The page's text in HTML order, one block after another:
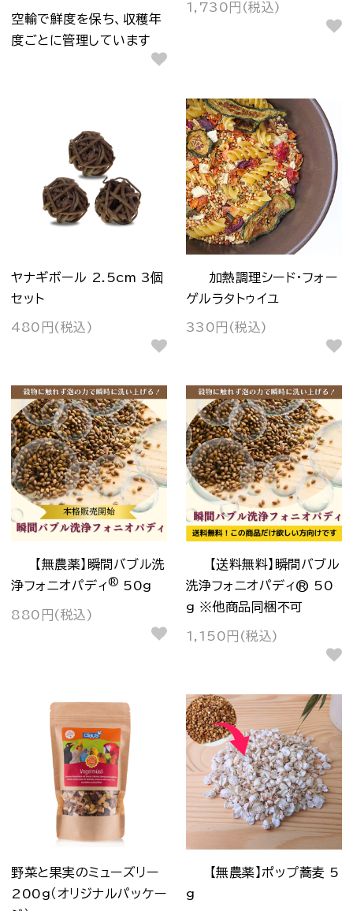
空輸で鮮度を保ち、収穫年
度ごとに管理しています
1,730円(税込)
ヤナギボール 2.5cm 3個
セット
480円(税込)
加熱調理シード・フォー
ゲルラタトゥイユ
330円(税込)
【無農薬】瞬間バブル洗
浄フォニオパディ® 50g
880円(税込)
【送料無料】瞬間バブル
洗浄フォニオパディ® 50
g ※他商品同梱不可
1,150円(税込)
野菜と果実のミューズリー
200g（オリジナルパッケー
【無農薬】ポップ蕎麦 5
g